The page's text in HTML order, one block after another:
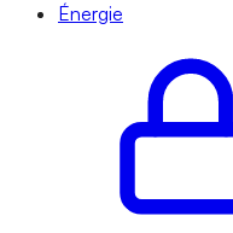
Énergie